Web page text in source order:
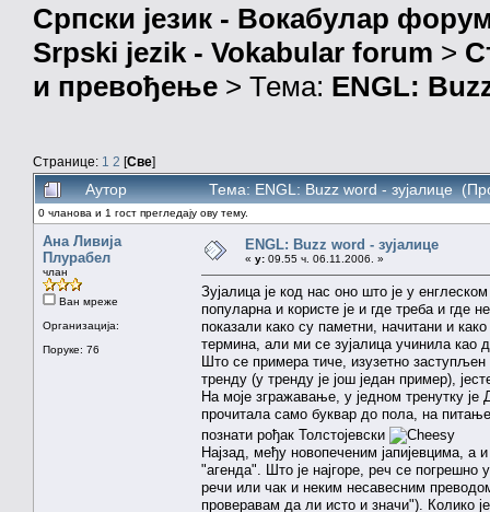
Српски језик - Вокабулар
Srpski jezik - Vokabular forum >
и превођење > Тема: ENGL:
Странице: 1 2 [Све]
Аутор Тема: ENGL: Buzz word - зујалице
0 чланова и 1 гост прегледају ову тему.
Ана Ливија
Плурабел
члан
Ван мреже
Организација:
Поруке: 76
ENGL: Buzz word - зујалице
« у: 09.55 ч. 06.11.2006. »
Зујалица је код нас оно што је у
популарна и користе је и где треба и где
показали како су паметни, начитани и
термина, али ми се зујалица учинила као
Што се примера тиче, изузетно
тренду (у тренду је још један пример),
На моје згражавање, у једном тренутку је
прочитала само буквар до пола, на
познати рођак Толстојевски
Најзад, међу новопеченим јапијевцима, а
"агенда". Што је најгоре, реч се
речи или чак и неким несавесним
проверавам да ли исто и значи"). Колико